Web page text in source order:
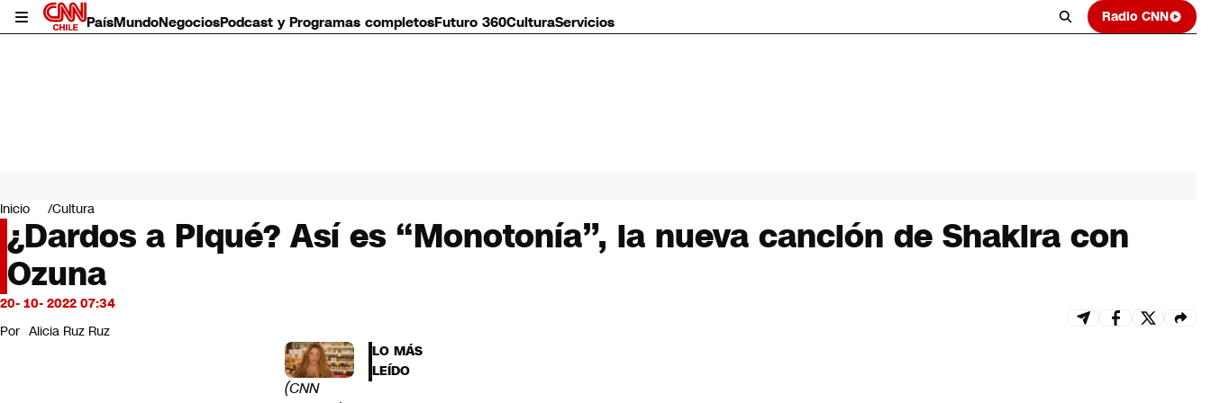
PaísMundoNegociosPodcast y Programas completosFuturo 360CulturaServicios Radio CNN
Mundo
Negocios
Deportes
Programas completos
Cultura
Servicios
Bits
CNN Data
Inicio Cultura
¿Dardos a Piqué? Así es “Monotonía”, la nueva canción de Shakira con
Ozuna
20- 10- 2022 07:34
Por Alicia Ruz Ruz
(CNN
LO MÁS
LEÍDO